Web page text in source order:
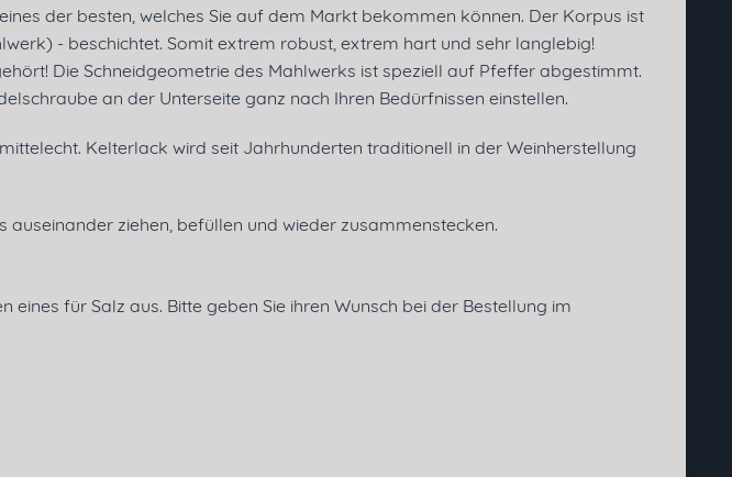
Ich habe die Datenschutzerklärung
gelesen, verstanden und stimme zu. *
Mit * gekennzeichnete Felder sind
der besten, welches Sie auf dem Markt bekommen können. Der Korpus ist
- beschichtet. Somit extrem robust, extrem hart und sehr langlebig!
Die Schneidgeometrie des Mahlwerks ist speziell auf Pfeffer abgestimmt.
an der Unterseite ganz nach Ihren Bedürfnissen einstellen.
Kelterlack wird seit Jahrhunderten traditionell in der Weinherstellung
auseinander ziehen, befüllen und wieder zusammenstecken.
für Salz aus. Bitte geben Sie ihren Wunsch bei der Bestellung im